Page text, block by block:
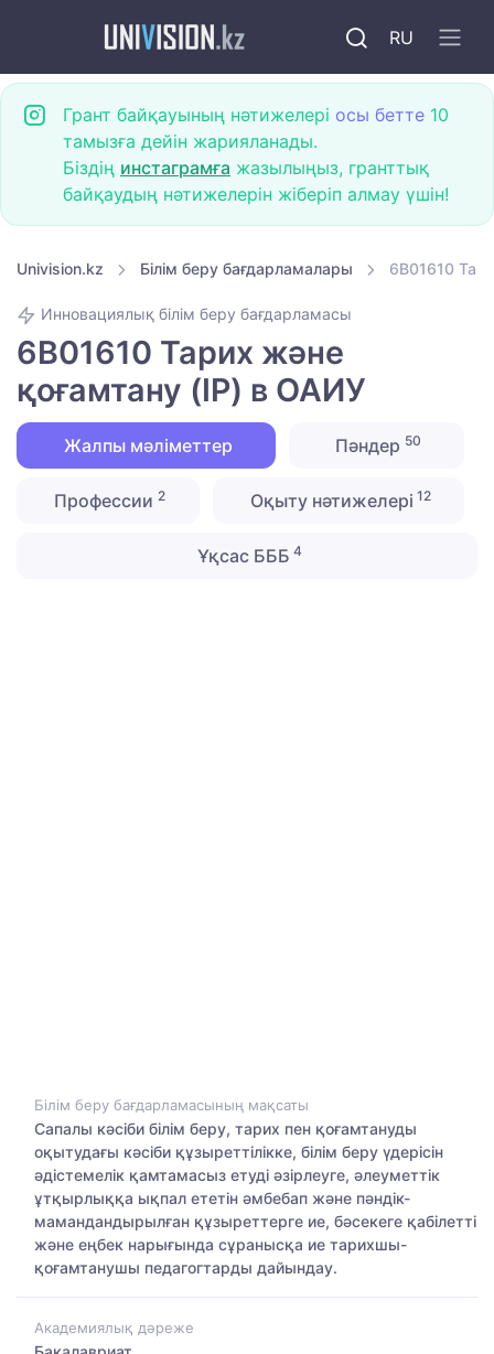
RU
Грант байқауының нәтижелері осы бетте 10
тамызға дейін жарияланады.
Біздің инстаграмға жазылыңыз, гранттық
байқаудың нәтижелерін жіберіп алмау үшін!
Univision.kz Білім беру бағдарламалары 6B01610
Инновациялық білім беру бағдарламасы
6B01610 Тарих және
қоғамтану (IP) в ОАИУ
Жалпы мәліметтер Пәндер 50
Профессии2 Оқыту нәтижелері 12
Ұқсас БББ 4
Білім беру бағдарламасының мақсаты
Сапалы кәсіби білім беру, тарих пен қоғамтануды
оқытудағы кәсіби құзыреттілікке, білім беру үдерісін
әдістемелік қамтамасыз етуді әзірлеуге, әлеуметтік
ұтқырлыққа ықпал ететін әмбебап және пәндік-
мамандандырылған құзыреттерге ие, бәсекеге қабілетті
және еңбек нарығында сұранысқа ие тарихшы-
қоғамтанушы педагогтарды дайындау.
Академиялық дәреже